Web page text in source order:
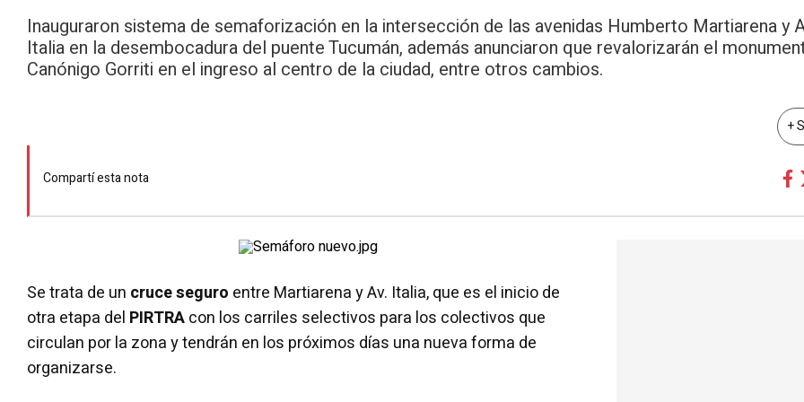
Inauguraron sistema de semaforización en la intersección de las avenidas Humberto Martiarena y
Italia en la desembocadura del puente Tucumán, además anunciaron que revalorizarán el
Canónigo Gorriti en el ingreso al centro de la ciudad, entre otros cambios.
+
Compartí esta nota
Se trata de un cruce seguro entre Martiarena y Av. Italia, que es el inicio de
otra etapa del PIRTRAcon los carriles selectivos para los colectivos que
circulan por la zona y tendrán en los próximos días una nueva forma de
organizarse.